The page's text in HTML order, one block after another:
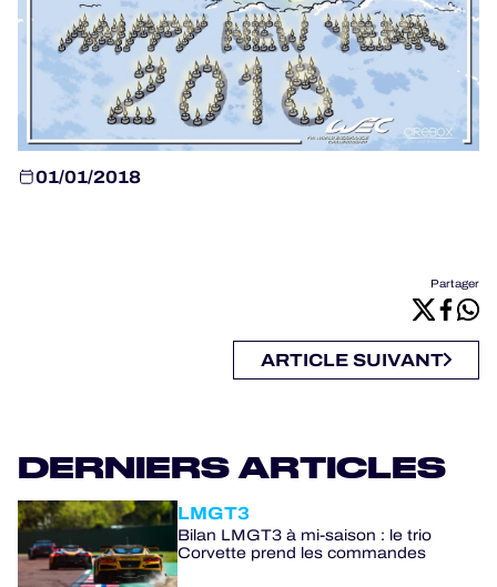
JEU OFFICIEL
HOSPITALITÉS
BILLETTERIE
01/01/2018
Partager
ARTICLE SUIVANT
DERNIERS ARTICLES
LMGT3
Bilan LMGT3 à mi-saison : le trio
Corvette prend les commandes